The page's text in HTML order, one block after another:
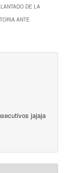
DE LA
ANTE
jajaja